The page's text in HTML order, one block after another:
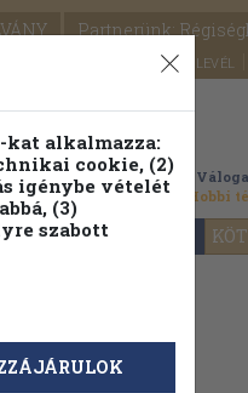
Partnerünk:
SEGÍTSÉG HÍRLEVÉL
OLVASMÁNYOK
fa
Hobbi
kat alkalmazza:
cookie, (2)
igénybe vételét
(3)
szabott